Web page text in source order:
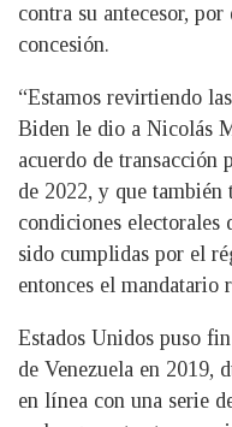
contra su antecesor,
concesión.
“Estamos revirtiendo
Biden le dio a Nicolás
acuerdo de transacción
de 2022, y que también
condiciones electorales
sido cumplidas por el
entonces el mandatario
Estados Unidos puso
de Venezuela en 2019,
en línea con una serie